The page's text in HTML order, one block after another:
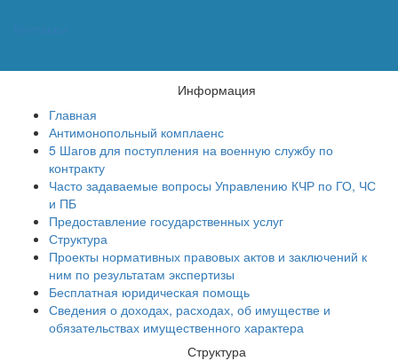
Информация
Главная
Антимонопольный комплаенс
5 Шагов для поступления на военную службу по
контракту
Часто задаваемые вопросы Управлению КЧР по ГО, ЧС
и ПБ
Предоставление государственных услуг
Структура
Проекты нормативных правовых актов и заключений к
ним по результатам экспертизы
Бесплатная юридическая помощь
Сведения о доходах, расходах, об имуществе и
обязательствах имущественного характера
Структура